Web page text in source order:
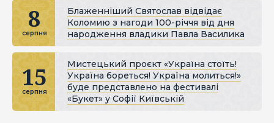
8
серпня
Блаженніший Святослав відвідає
Коломию з нагоди 100-річчя від дня
народження владики Павла Василика
15
серпня
Мистецький проєкт «Україна стоїть!
Україна бореться! Україна молиться!»
буде представлено на фестивалі
«Букет» у Софії Київській